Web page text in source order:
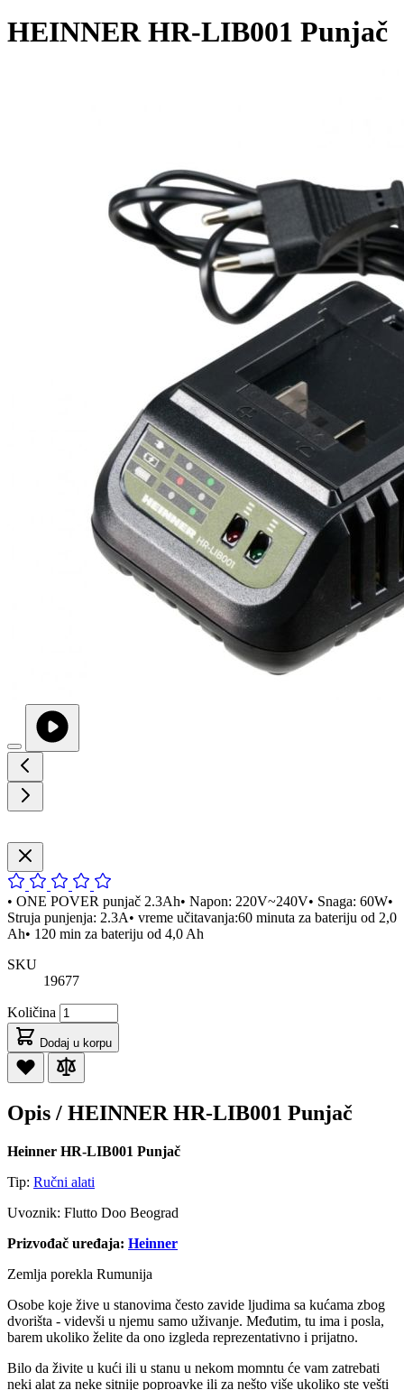
HEINNER HR-LIB001 Punjač
• ONE POVER punjač 2.3Ah• Napon: 220V~240V• Snaga: 60W•
Struja punjenja: 2.3A• vreme učitavanja:60 minuta za bateriju od 2,0
Ah• 120 min za bateriju od 4,0 Ah
SKU
19677
Količina
Dodaj u korpu
Opis / HEINNER HR-LIB001 Punjač
Heinner HR-LIB001 Punjač
Tip: Ručni alati
Uvoznik: Flutto Doo Beograd
Prizvođač uređaja: Heinner
Zemlja porekla Rumunija
Osobe koje žive u stanovima često zavide ljudima sa kućama zbog
dvorišta - videvši u njemu samo uživanje. Međutim, tu ima i posla,
barem ukoliko želite da ono izgleda reprezentativno i prijatno.
Bilo da živite u kući ili u stanu u nekom momntu će vam zatrebati
neki alat za neke sitnije poproavke ili za nešto više ukoliko ste vešti